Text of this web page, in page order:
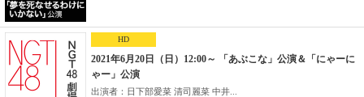
HD
2021年6月20日（日）12:00～ 「あぶこな」公演＆「にゃーに
ゃー」公演
出演者：日下部愛菜 清司麗菜 中井...